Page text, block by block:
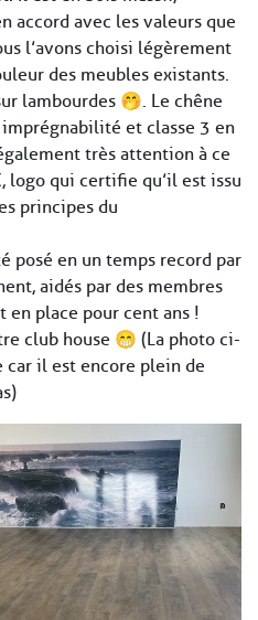
accord avec les valeurs que
l’avons choisi légèrement
des meubles existants.
lambourdes 🤭. Le chêne
et classe 3 en
très attention à ce
logo qui certifie qu’il est issu
principes du
posé en un temps record par
aidés par des membres
place pour cent ans !
club house 😁 (La photo ci-
car il est encore plein de